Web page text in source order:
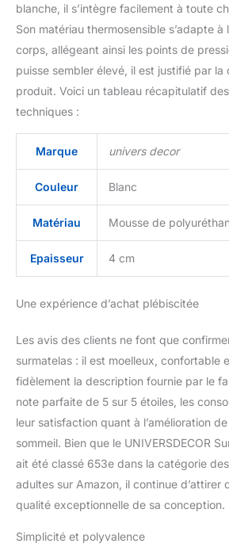
mémoire
Enveloppe
60%
moelleux /
formes du
les
cervicales /
pression
profond
sommeil
blanche, il s’intègre facilement à toute
Son matériau thermosensible s’adapte
corps, allégeant ainsi les points de
puisse sembler élevé, il est justifié par
produit. Voici un tableau récapitulatif
techniques :
Marque univers decor
Couleur Blanc
Matériau Mousse de
Epaisseur 4 cm
Une expérience d’achat plébiscitée
Les avis des clients ne font que
surmatelas : il est moelleux, confortable
fidèlement la description fournie par le
note parfaite de 5 sur 5 étoiles, les
leur satisfaction quant à l’amélioration
sommeil. Bien que le UNIVERSDECOR
ait été classé 653e dans la catégorie
adultes sur Amazon, il continue d’attirer
qualité exceptionnelle de sa conception.
Simplicité et polyvalence